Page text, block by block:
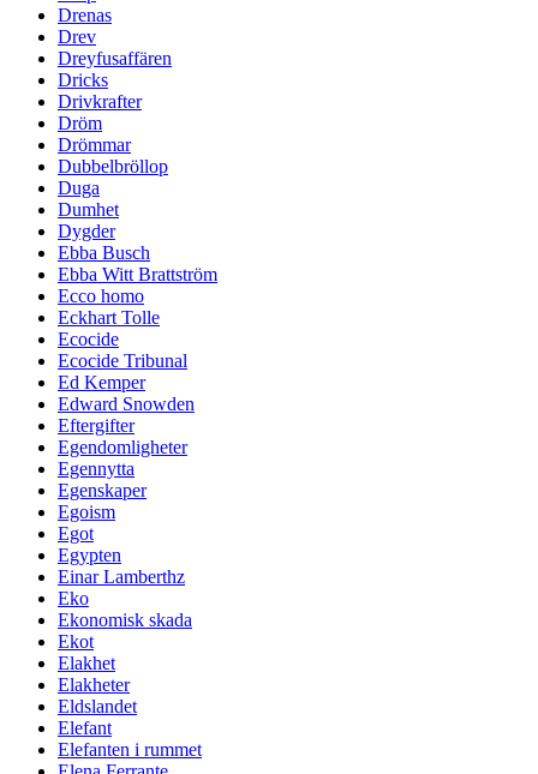
Drenas
Drev
Dreyfusaffären
Dricks
Drivkrafter
Dröm
Drömmar
Dubbelbröllop
Duga
Dumhet
Dygder
Ebba Busch
Ebba Witt Brattström
Ecco homo
Eckhart Tolle
Ecocide
Ecocide Tribunal
Ed Kemper
Edward Snowden
Eftergifter
Egendomligheter
Egennytta
Egenskaper
Egoism
Egot
Egypten
Einar Lamberthz
Eko
Ekonomisk skada
Ekot
Elakhet
Elakheter
Eldslandet
Elefant
Elefanten i rummet